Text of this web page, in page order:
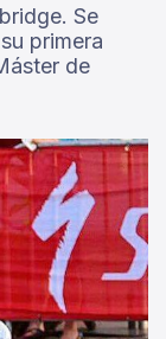
Se
primera
de